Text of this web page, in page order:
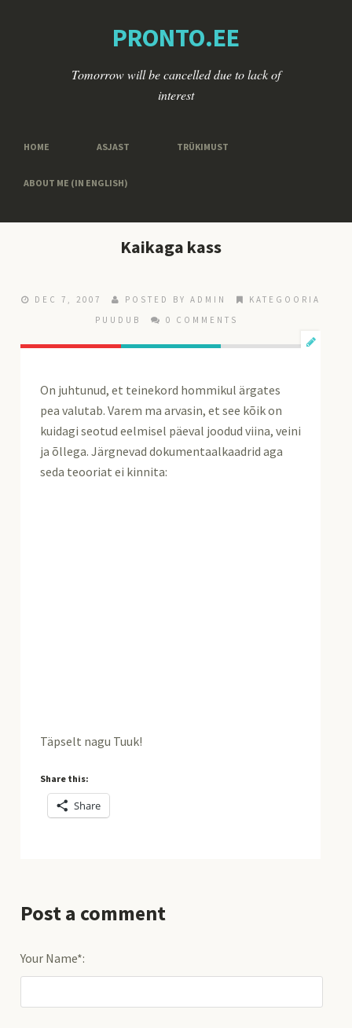
PRONTO.EE
Tomorrow will be cancelled due to lack of
interest
HOME ASJAST TRÜKIMUST
ABOUT ME (IN ENGLISH)
Kaikaga kass
DEC 7, 2007 POSTED BY ADMIN
KATEGOORIA
PUUDUB
0 COMMENTS
On juhtunud, et teinekord hommikul ärgates
pea valutab. Varem ma arvasin, et see kõik on
kuidagi seotud eelmisel päeval joodud viina, veini
ja õllega. Järgnevad dokumentaalkaadrid aga
seda teooriat ei kinnita:
Täpselt nagu Tuuk!
Share this:
Share
Post a comment
Your Name*: